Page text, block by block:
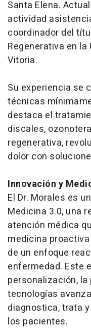
Santa Elena.
actividad
coordinador del
Regenerativa en
Vitoria.
Su experiencia se
técnicas
destaca el
discales,
regenerativa,
dolor con
Innovación y
El Dr. Morales es
Medicina 3.0, una
atención médica
medicina
de un enfoque
enfermedad. Este
personalización,
tecnologías
diagnostica, trata
los pacientes.